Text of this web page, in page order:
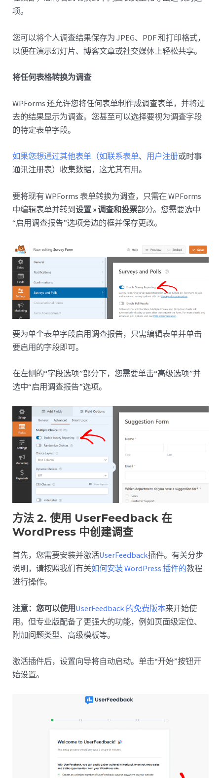
项。
您可以将个人调查结果保存为 JPEG、PDF 和打印格式，
以便在演示幻灯片、博客文章或社交媒体上轻松共享。
将任何表格转换为调查
WPForms 还允许您将任何表单制作成调查表单，并将过
去的结果显示为调查。您甚至可以选择要视为调查字段
的特定表单字段。
如果您想通过其他表单（如联系表单、 用户注册或时事
通讯注册表）收集数据，这尤其有用。
要将现有 WPForms 表单转换为调查，只需在 WPForms
中编辑表单并转到设置 » 调查和投票部分。您需要选中
“启用调查报告”选项旁边的框并保存更改。
要为单个表单字段启用调查报告，只需编辑表单并单击
要启用的字段即可。
在左侧的“字段选项”部分下，您需要单击“高级选项”并
选中“启用调查报告”选项。
方法 2. 使用 UserFeedback 在
WordPress 中创建调查
首先，您需要安装并激活UserFeedback插件。有关分步
说明，请按照我们有关如何安装 WordPress 插件的教程
进行操作。
注意：您可以使用UserFeedback 的免费版本来开始使
用。但专业版配备了更强大的功能，例如页面级定位、
附加问题类型、高级模板等。
激活插件后，设置向导将自动启动。单击“开始”按钮开
始设置。